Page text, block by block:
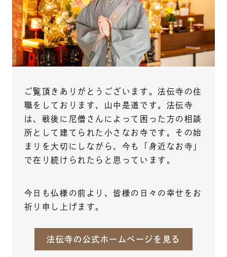
ご覧頂きありがとうございます。法伝寺の住
職をしております、山中是道です。法伝寺
は、戦後に尼僧さんによって困った方の相談
所として建てられた小さなお寺です。その始
まりを大切にしながら、今も「身近なお寺」
で在り続けられたらと思っています。
今日も仏様の前より、皆様の日々の幸せをお
祈り申し上げます。
法伝寺の公式ホームページを見る